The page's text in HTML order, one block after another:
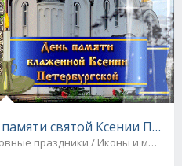
святой Ксении
Церковные праздники / Иконы и